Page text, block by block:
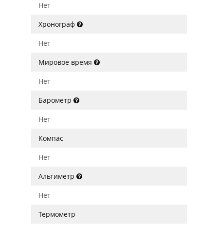
Нет
Хронограф
Нет
Мировое время
Нет
Барометр
Нет
Компас
Нет
Альтиметр
Нет
Термометр